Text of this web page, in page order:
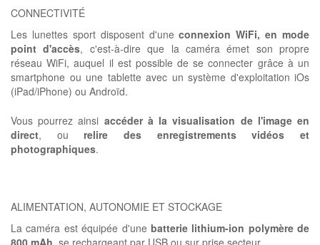
CONNECTIVITÉ
Les lunettes sport disposent d'uneconnexion WiFi, en mode
point d'accès, c'est-à-dire que la caméra émet son propre
réseau WiFi, auquel il est possible de se connecter grâce à un
smartphone ou une tablette avec un système d'exploitation iOs
(iPad/iPhone) ou Androïd.
Vous pourrez ainsi accéder à la visualisation de l'image en
direct, ou relire des enregistrements vidéos et
photographiques.
ALIMENTATION, AUTONOMIE ET STOCKAGE
La caméra est équipée d'une batterie lithium-ion polymère de
800 mAh , se rechargeant par USB ou sur prise secteur.